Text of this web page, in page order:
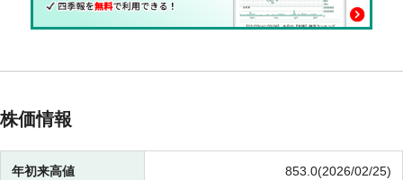
株価情報
年初来高値 853.0(2026/02/25)